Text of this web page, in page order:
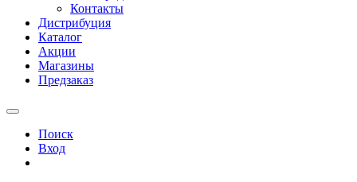
Контакты
Дистрибуция
Каталог
Акции
Магазины
Предзаказ
Поиск
Вход